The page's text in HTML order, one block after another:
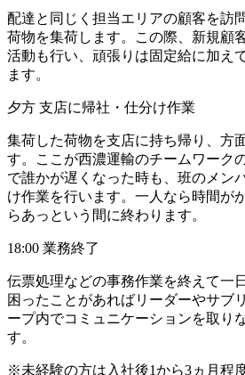
配達と同じく担当エリアの顧客を訪
荷物を集荷します。この際、新規顧
活動も行い、頑張りは固定給に加え
ます。
夕方 支店に帰社・仕分け作業
集荷した荷物を支店に持ち帰り、方
す。ここが西濃運輸のチームワーク
で誰かが遅くなった時も、班のメン
け作業を行います。一人なら時間が
らあっという間に終わります。
18:00 業務終了
伝票処理などの事務作業を終えて一
困ったことがあればリーダーやサブ
ープ内でコミュニケーションを取り
す。
※未経験の方は入社後1から3ヵ月程